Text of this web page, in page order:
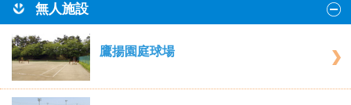
無人施設
鷹揚園庭球場